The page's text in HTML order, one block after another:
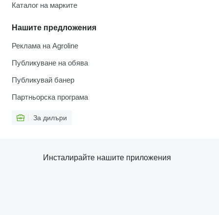
Каталог на марките
Нашите предложения
Реклама на Agroline
Публикуване на обява
Публикувай банер
Партньорска програма
За дилъри
Инсталирайте нашите приложения